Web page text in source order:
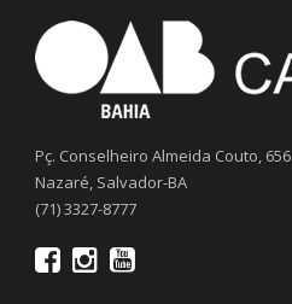
Pç. Conselheiro Almeida Couto, 656
Nazaré, Salvador-BA
(71) 3327-8777